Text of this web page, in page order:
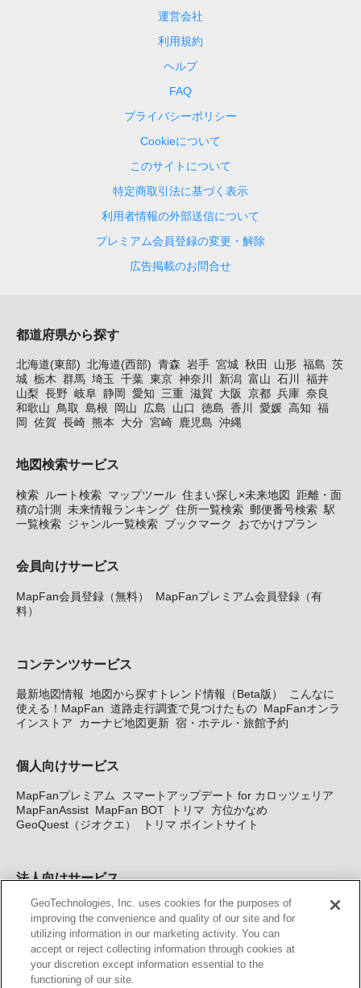
運営会社
利用規約
ヘルプ
FAQ
プライバシーポリシー
Cookieについて
このサイトについて
特定商取引法に基づく表示
利用者情報の外部送信について
プレミアム会員登録の変更・解除
広告掲載のお問合せ
都道府県から探す
北海道(東部) 北海道(西部) 青森 岩手 宮城 秋田 山形 福島 茨
城 栃木 群馬 埼玉 千葉 東京 神奈川 新潟 富山 石川
福井
山梨 長野 岐阜 静岡 愛知 三重 滋賀 大阪 京都 兵庫 奈良
和歌山
鳥取 島根 岡山 広島 山口 徳島 香川 愛媛 高知 福
岡
佐賀 長崎 熊本 大分 宮崎 鹿児島 沖縄
地図検索サービス
検索 ルート検索 マップツール 住まい探し×未来地図
距離・面
積の計測
未来情報ランキング 住所一覧検索 郵便番号検索 駅
一覧検索 ジャンル一覧検索 ブックマーク おでかけプラン
会員向けサービス
MapFan会員登録（無料）
MapFanプレミアム会員登録（有
料）
コンテンツサービス
最新地図情報 地図から探すトレンド情報（Beta版）
こんなに
使える！MapFan 道路走行調査で見つけたもの MapFanオンラ
インストア
カーナビ地図更新 宿・ホテル・旅館予約
個人向けサービス
MapFanプレミアム
スマートアップデート for カロッツェリア
MapFanAssist MapFan BOT トリマ 方位かなめ
GeoQuest（ジオクエ）
トリマ ポイントサイト
法人向けサービス
法人向け地図・位置情報サービス WEBサイト・システム向け地
図API Windows PC向け地図開発キット MapFan DB 住所確認
サービス
MAP WORLD+ トリマ広告 Geo-Research
GeoTechnologies, Inc. uses cookies for the purposes of
improving the convenience and quality of our site and for
utilizing information in our marketing activity. You can
accept or reject collecting information through cookies at
your discretion except information essential to the
functioning of our site.